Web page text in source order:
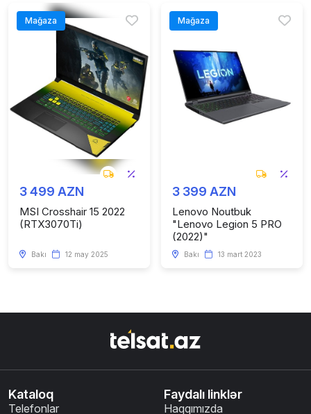
Mağaza
3 499 AZN
MSI Crosshair 15 2022
(RTX3070Ti)
Bakı 12 may 2025
Mağaza
3 399 AZN
Lenovo Noutbuk
"Lenovo Legion 5 PRO
(2022)"
Bakı 13 mart 2023
Kataloq
Telefonlar
Faydalı linklər
Haqqımızda